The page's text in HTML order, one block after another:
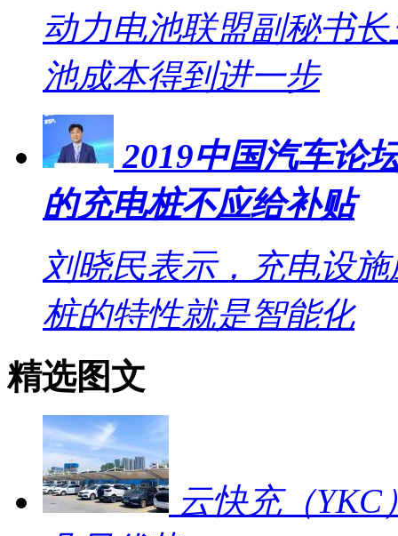
动力电池联盟副秘书
池成本得到进一步
2019中国汽车论
的充电桩不应给补贴
刘晓民表示，充电设
桩的特性就是智能化
精选图文
云快充（YKC